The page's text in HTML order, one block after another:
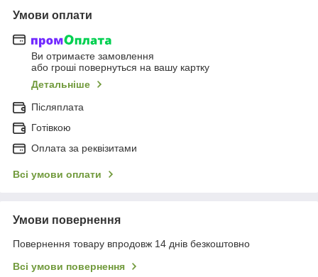
Умови оплати
Ви отримаєте замовлення
або гроші повернуться на вашу картку
Детальніше
Післяплата
Готівкою
Оплата за реквізитами
Всі умови оплати
Умови повернення
Повернення товару впродовж 14 днів безкоштовно
Всі умови повернення